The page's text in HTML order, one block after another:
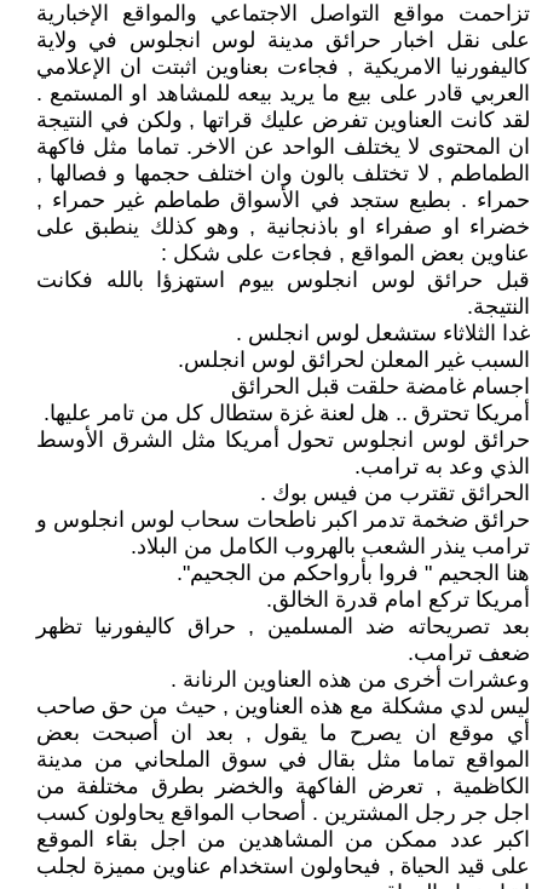
تزاحمت مواقع التواصل الاجتماعي والمواقع الإخبارية
على نقل اخبار حرائق مدينة لوس انجلوس في ولاية
كاليفورنيا الامريكية , فجاءت بعناوين اثبتت ان الإعلامي
العربي قادر على بيع ما يريد بيعه للمشاهد او المستمع .
لقد كانت العناوين تفرض عليك قراتها , ولكن في النتيجة
ان المحتوى لا يختلف الواحد عن الاخر. تماما مثل فاكهة
الطماطم , لا تختلف بالون وان اختلف حجمها و فصالها ,
حمراء . بطبع ستجد في الأسواق طماطم غير حمراء ,
خضراء او صفراء او باذنجانية , وهو كذلك ينطبق على
عناوين بعض المواقع , فجاءت على شكل :
قبل حرائق لوس انجلوس بيوم استهزؤا بالله فكانت
النتيجة.
غدا الثلاثاء ستشعل لوس انجلس .
السبب غير المعلن لحرائق لوس انجلس.
اجسام غامضة حلقت قبل الحرائق
أمريكا تحترق .. هل لعنة غزة ستطال كل من تامر عليها.
حرائق لوس انجلوس تحول أمريكا مثل الشرق الأوسط
الذي وعد به ترامب.
الحرائق تقترب من فيس بوك .
حرائق ضخمة تدمر اكبر ناطحات سحاب لوس انجلوس و
ترامب ينذر الشعب بالهروب الكامل من البلاد.
هنا الجحيم " فروا بأرواحكم من الجحيم".
أمريكا تركع امام قدرة الخالق.
بعد تصريحاته ضد المسلمين , حراق كاليفورنيا تظهر
ضعف ترامب.
وعشرات أخرى من هذه العناوين الرنانة .
ليس لدي مشكلة مع هذه العناوين , حيث من حق صاحب
أي موقع ان يصرح ما يقول , بعد ان أصبحت بعض
المواقع تماما مثل بقال في سوق الملحاني من مدينة
الكاظمية , تعرض الفاكهة والخضر بطرق مختلفة من
اجل جر رجل المشترين . أصحاب المواقع يحاولون كسب
اكبر عدد ممكن من المشاهدين من اجل بقاء الموقع
على قيد الحياة , فيحاولون استخدام عناوين مميزة لجلب